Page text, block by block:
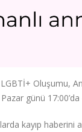
Oluşumu,
günü
kayıp haberini